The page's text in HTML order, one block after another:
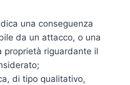
una conseguenza
da un attacco, o una
proprietà riguardante il
di tipo qualitativo,